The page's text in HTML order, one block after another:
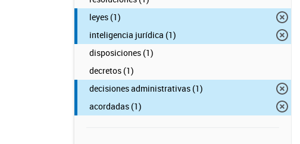
leyes (1)
inteligencia jurídica (1)
disposiciones (1)
decretos (1)
decisiones administrativas (1)
acordadas (1)